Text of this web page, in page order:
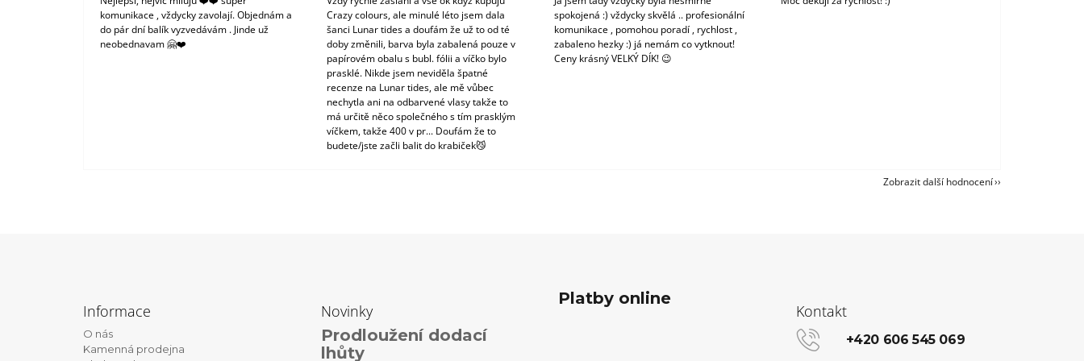
komunikace , vždycky zavolají. Objednám a
do pár dní balík vyzvedávám . Jinde už
neobednavam 🤗❤️
Crazy colours, ale minulé léto jsem dala
šanci Lunar tides a doufám že už to od té
doby změnili, barva byla zabalená pouze v
papírovém obalu s bubl. fólii a víčko bylo
prasklé. Nikde jsem neviděla špatné
recenze na Lunar tides, ale mě vůbec
nechytla ani na odbarvené vlasy takže to
má určitě něco společného s tím prasklým
víčkem, takže 400 v pr... Doufám že to
budete/jste začli balit do krabiček😼
spokojená :) vždycky skvělá .. profesionální
komunikace , pomohou poradí , rychlost ,
zabaleno hezky :) já nemám co vytknout!
Ceny krásný VELKÝ DÍK! 😉
Zobrazit další hodnocení
Informace
O nás
Kamenná prodejna
Novinky
Prodloužení dodací
lhůty
Platby online
Kontakt
+420 606 545 069